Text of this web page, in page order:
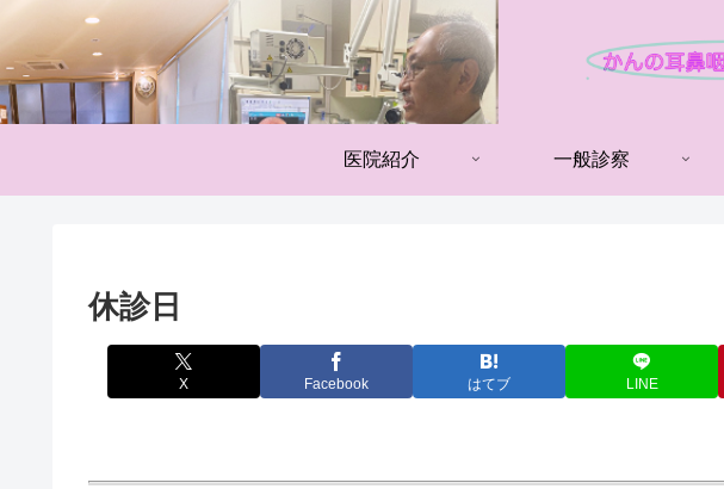
医院紹介 一般診察
休診日
X Facebook はてブ LINE